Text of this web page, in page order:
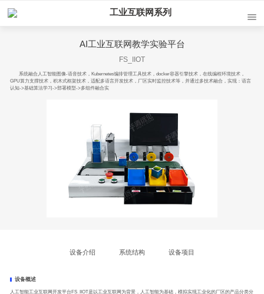
工业互联网系列
AI工业互联网教学实验平台
FS_IIOT
系统融合人工智能图像-语音技术，Kubernetes编排管理工具技术，docker容器引擎技术，在线编程环境技术，
GPU算力支撑技术，积木式框架技术，适配多语言开发技术，厂区实时监控技术等，并通过多技术融合，实现：语言
认知->基础算法学习->部署模型->多组件融合实
设备介绍 系统结构 设备项目
设备概述
人工智能工业互联网开发平台FS_IIOT是以工业互联网为背景，人工智能为基础，模拟实现工业化的厂区的产品分类分